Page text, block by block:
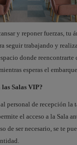
y reponer fuerzas, tu
seguir trabajando y
donde reencontrarte
esperas el
las Salas VIP?
personal de recepción la
el acceso a la Sala
de ser necesario, se te